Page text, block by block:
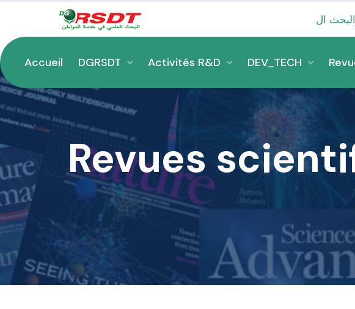
العلمي
Accueil DGRSDT Activités R&D DEV_TECH
Revues